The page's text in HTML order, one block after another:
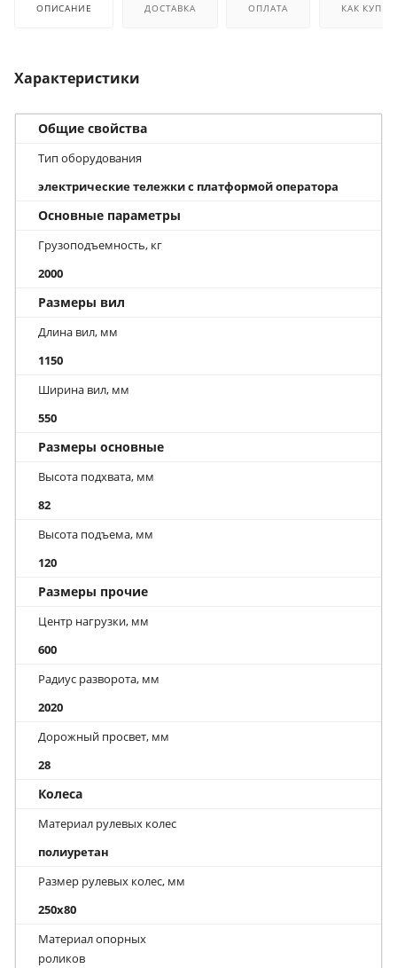
ОПИСАНИЕ ДОСТАВКА ОПЛАТА КАК
Характеристики
Общие свойства
Тип оборудования
электрические тележки с платформой оператора
Основные параметры
Грузоподъемность, кг
2000
Размеры вил
Длина вил, мм
1150
Ширина вил, мм
550
Размеры основные
Высота подхвата, мм
82
Высота подъема, мм
120
Размеры прочие
Центр нагрузки, мм
600
Радиус разворота, мм
2020
Дорожный просвет, мм
28
Колеса
Материал рулевых колес
полиуретан
Размер рулевых колес, мм
250x80
Материал опорных
роликов